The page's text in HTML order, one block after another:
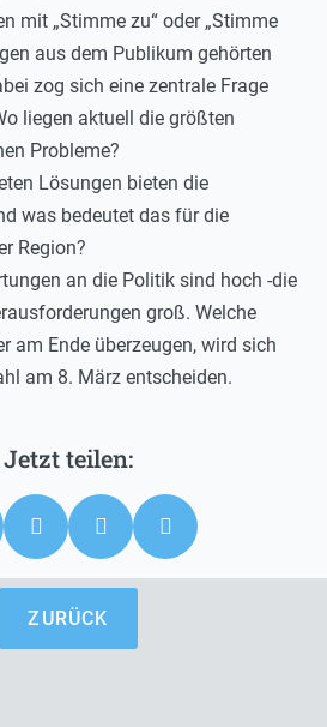
mit „Stimme zu“ oder „Stimme
aus dem Publikum gehörten
zog sich eine zentrale Frage
liegen aktuell die größten
Probleme?
Lösungen bieten die
was bedeutet das für die
Region?
an die Politik sind hoch -die
groß. Welche
am Ende überzeugen, wird sich
am 8. März entscheiden.
ZURÜCK